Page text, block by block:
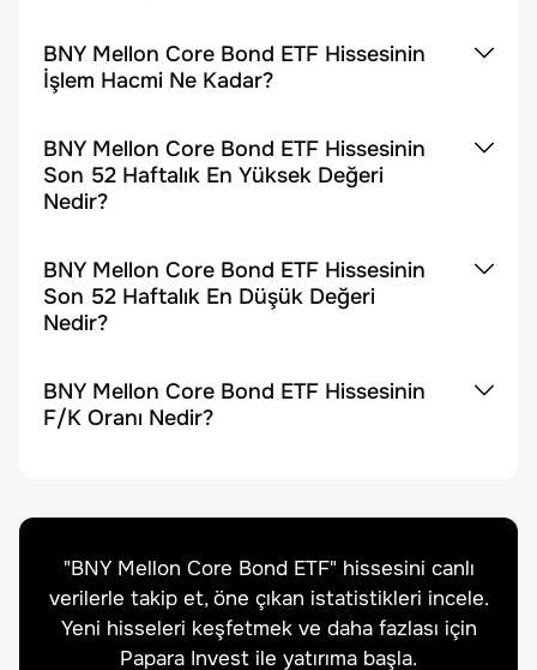
BNY Mellon Core Bond ETF Hissesinin
İşlem Hacmi Ne Kadar?
BNY Mellon Core Bond ETF Hissesinin
Son 52 Haftalık En Yüksek Değeri
Nedir?
BNY Mellon Core Bond ETF Hissesinin
Son 52 Haftalık En Düşük Değeri
Nedir?
BNY Mellon Core Bond ETF Hissesinin
F/K Oranı Nedir?
"BNY Mellon Core Bond ETF" hissesini canlı
verilerle takip et, öne çıkan istatistikleri incele.
Yeni hisseleri keşfetmek ve daha fazlası için
Papara Invest ile yatırıma başla.